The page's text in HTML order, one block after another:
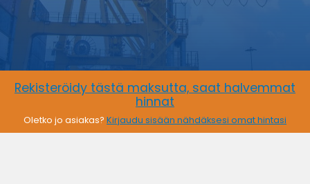
Rekisteröidy tästä maksutta, saat halvemmat
hinnat
Oletko jo asiakas? Kirjaudu sisään nähdäksesi omat hintasi